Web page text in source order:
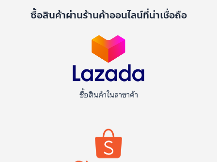
ซื้อสินค้าผ่านร้านค้าออนไลน์ที่น่าเชื่อถือ
ซื้อสินค้าในลาซาด้า